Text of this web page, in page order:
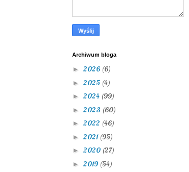
Archiwum bloga
► 2026 (6)
► 2025 (4)
► 2024 (99)
► 2023 (60)
► 2022 (46)
► 2021 (95)
► 2020 (27)
► 2019 (54)